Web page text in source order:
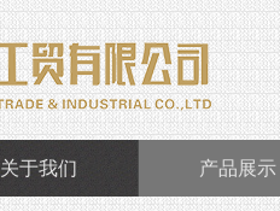
关于我们 产品展示